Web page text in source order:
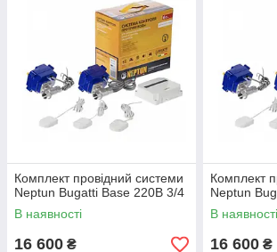
Комплект провідний системи
Neptun Bugatti Base 220B 3/4
В наявності
16 600 ₴
Комплект
Neptun
В наявності
16 600 ₴